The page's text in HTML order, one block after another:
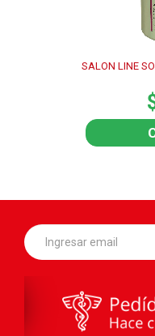
SALON LINE